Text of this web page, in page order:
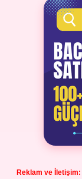
Reklam ve İletişim: